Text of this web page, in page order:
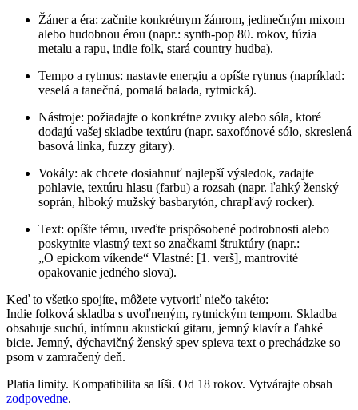
Žáner a éra: začnite konkrétnym žánrom, jedinečným mixom
alebo hudobnou érou (napr.: synth-pop 80. rokov, fúzia
metalu a rapu, indie folk, stará country hudba).
Tempo a rytmus: nastavte energiu a opíšte rytmus (napríklad:
veselá a tanečná, pomalá balada, rytmická).
Nástroje: požiadajte o konkrétne zvuky alebo sóla, ktoré
dodajú vašej skladbe textúru (napr. saxofónové sólo, skreslená
basová linka, fuzzy gitary).
Vokály: ak chcete dosiahnuť najlepší výsledok, zadajte
pohlavie, textúru hlasu (farbu) a rozsah (napr. ľahký ženský
soprán, hlboký mužský basbarytón, chrapľavý rocker).
Text: opíšte tému, uveďte prispôsobené podrobnosti alebo
poskytnite vlastný text so značkami štruktúry (napr.:
„O epickom víkende“ Vlastné: [1. verš], mantrovité
opakovanie jedného slova).
Keď to všetko spojíte, môžete vytvoriť niečo takéto:
Indie folková skladba s uvoľneným, rytmickým tempom. Skladba
obsahuje suchú, intímnu akustickú gitaru, jemný klavír a ľahké
bicie. Jemný, dýchavičný ženský spev spieva text o prechádzke so
psom v zamračený deň.
Platia limity. Kompatibilita sa líši. Od 18 rokov. Vytvárajte obsah
zodpovedne.